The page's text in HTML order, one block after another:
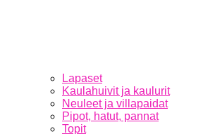
Lapaset
Kaulahuivit ja kaulurit
Neuleet ja villapaidat
Pipot, hatut, pannat
Topit